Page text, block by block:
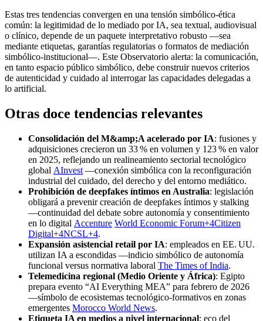
Estas tres tendencias convergen en una tensión simbólico‑ética
común: la legitimidad de lo mediado por IA, sea textual, audiovisual
o clínico, depende de un paquete interpretativo robusto —sea
mediante etiquetas, garantías regulatorias o formatos de mediación
simbólico‑institucional—. Este Observatorio alerta: la comunicación,
en tanto espacio público simbólico, debe construir nuevos criterios
de autenticidad y cuidado al interrogar las capacidades delegadas a
lo artificial.
Otras doce tendencias relevantes
Consolidación del M&amp;A acelerado por IA: fusiones y
adquisiciones crecieron un 33 % en volumen y 123 % en valor
en 2025, reflejando un realineamiento sectorial tecnológico
global AInvest —conexión simbólica con la reconfiguración
industrial del cuidado, del derecho y del entorno mediático.
Prohibición de deepfakes íntimos en Australia: legislación
obligará a prevenir creación de deepfakes íntimos y stalking
—continuidad del debate sobre autonomía y consentimiento
en lo digital Accenture World Economic Forum+4Citizen
Digital+4NCSL+4.
Expansión asistencial retail por IA: empleados en EE. UU.
utilizan IA a escondidas —indicio simbólico de autonomía
funcional versus normativa laboral The Times of India.
Telemedicina regional (Medio Oriente y África): Egipto
prepara evento “AI Everything MEA” para febrero de 2026
—símbolo de ecosistemas tecnológico‑formativos en zonas
emergentes Morocco World News.
Etiqueta IA en medios a nivel internacional: eco del